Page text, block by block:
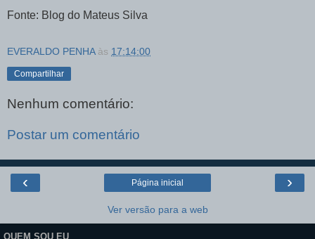
Fonte: Blog do Mateus Silva
EVERALDO PENHA às 17:14:00
Compartilhar
Nenhum comentário:
Postar um comentário
‹ ›
Página inicial
Ver versão para a web
QUEM SOU EU